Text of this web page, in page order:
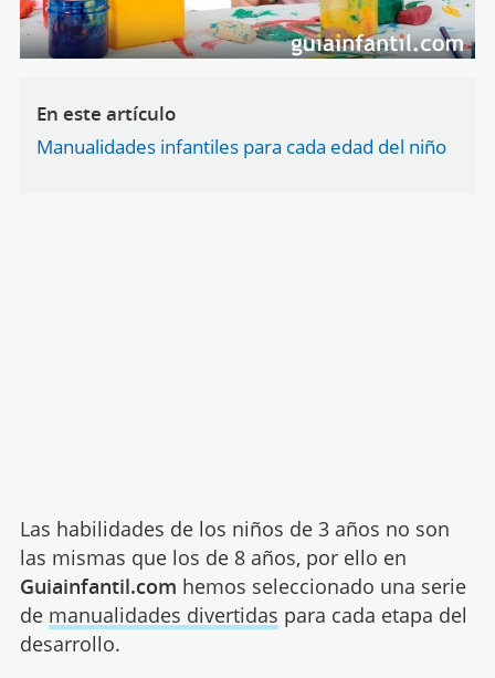
En este artículo
Manualidades infantiles para cada edad del niño
Las habilidades de los niños de 3 años no son
las mismas que los de 8 años, por ello en
Guiainfantil.com hemos seleccionado una serie
de manualidades divertidas para cada etapa del
desarrollo.